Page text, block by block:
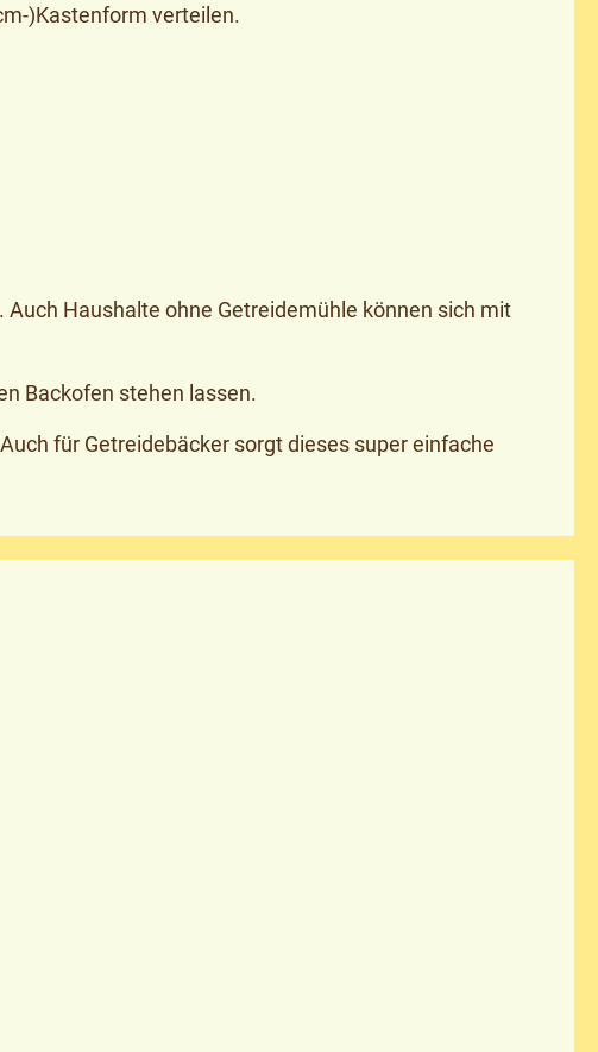
)Kastenform verteilen.
Haushalte ohne Getreidemühle können sich mit
Backofen stehen lassen.
für Getreidebäcker sorgt dieses super einfache